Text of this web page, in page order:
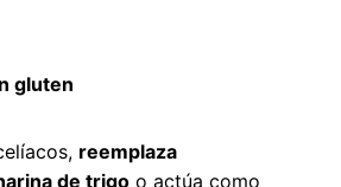
gluten
reemplaza
de trigo o actúa como